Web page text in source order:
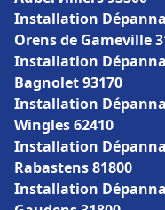
Installation
Orens de Gameville
Installation
Bagnolet 93170
Installation
Wingles 62410
Installation
Rabastens 81800
Installation